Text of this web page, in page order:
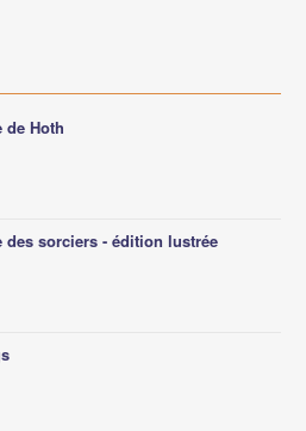
de Hoth
des sorciers - édition lustrée